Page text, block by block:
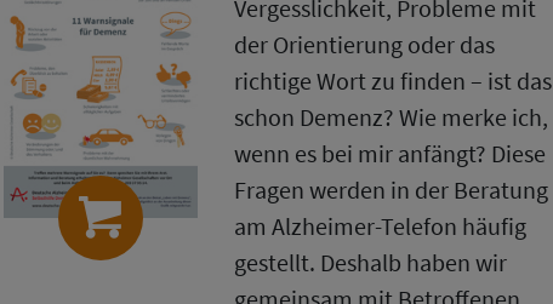
Vergesslichkeit, Probleme mit
der Orientierung oder das
richtige Wort zu finden – ist das
schon Demenz? Wie merke ich,
wenn es bei mir anfängt? Diese
Fragen werden in der Beratung
am Alzheimer-Telefon häufig
gestellt. Deshalb haben wir